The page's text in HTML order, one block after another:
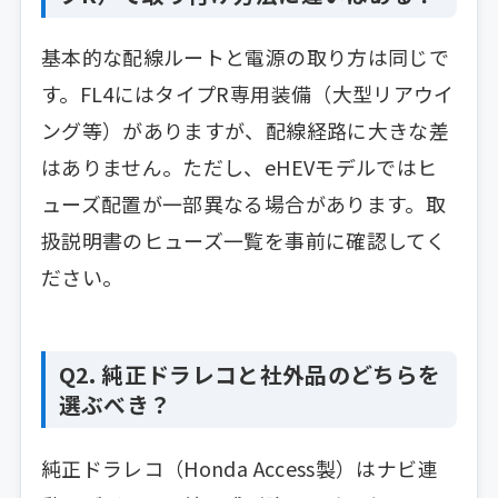
基本的な配線ルートと電源の取り方は同じで
す。FL4にはタイプR専用装備（大型リアウイ
ング等）がありますが、配線経路に大きな差
はありません。ただし、eHEVモデルではヒ
ューズ配置が一部異なる場合があります。取
扱説明書のヒューズ一覧を事前に確認してく
ださい。
Q2. 純正ドラレコと社外品のどちらを
選ぶべき？
純正ドラレコ（Honda Access製）はナビ連